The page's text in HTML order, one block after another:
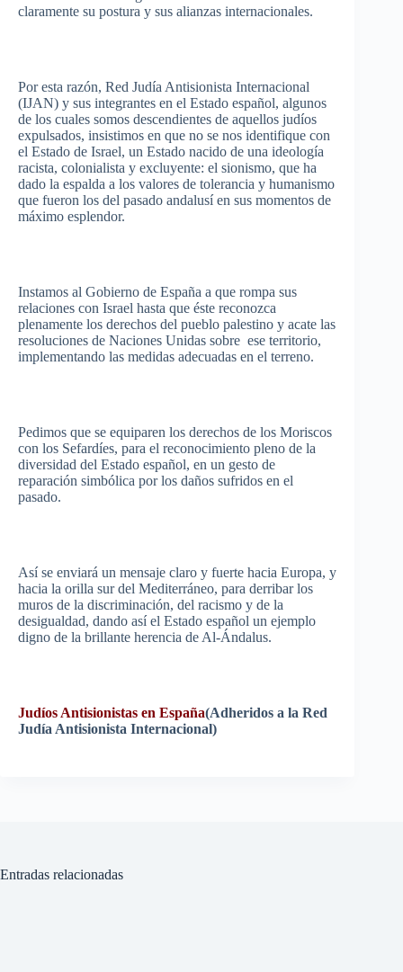
claramente su postura y sus alianzas internacionales.
Por esta razón, Red Judía Antisionista Internacional
(IJAN) y sus integrantes en el Estado español, algunos
de los cuales somos descendientes de aquellos judíos
expulsados, insistimos en que no se nos identifique con
el Estado de Israel, un Estado nacido de una ideología
racista, colonialista y excluyente: el sionismo, que ha
dado la espalda a los valores de tolerancia y humanismo
que fueron los del pasado andalusíen sus momentos de
máximo esplendor.
Instamos al Gobierno de España a que rompa sus
relaciones con Israel hasta que éste reconozca
plenamente los derechos del pueblo palestino y acate las
resoluciones de Naciones Unidas sobre ese territorio,
implementando las medidas adecuadas en el terreno.
Pedimos que se equiparen los derechos de los Moriscos
con los Sefardíes, para el reconocimiento pleno de la
diversidad del Estado español, en un gesto de
reparación simbólica porlos daños sufridos en el
pasado.
Asíse enviará un mensaje claro y fuerte hacia Europa, y
hacia la orilla surdel Mediterráneo, para derribarlos
muros de la discriminación, del racismo y de la
desigualdad, dando asíel Estado español un ejemplo
digno de la brillante herencia de Al-Ándalus.
Judíos Antisionistas en España(Adheridos a la Red
Judía Antisionista Internacional)
Entradas relacionadas